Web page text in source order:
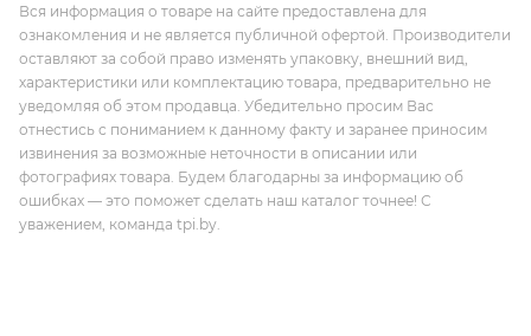
Вся информация о товаре на сайте предоставлена для
ознакомления и не является публичной офертой. Производители
оставляют за собой право изменять упаковку, внешний вид,
характеристики или комплектацию товара, предварительно не
уведомляя об этом продавца. Убедительно просим Вас
отнестись с пониманием к данному факту и заранее приносим
извинения за возможные неточности в описании или
фотографиях товара. Будем благодарны за информацию об
ошибках — это поможет сделать наш каталог точнее! С
уважением, команда tpi.by.